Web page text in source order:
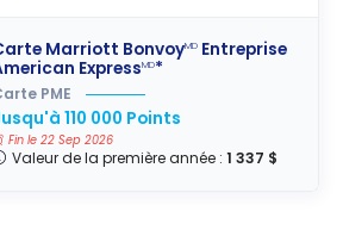
Marriott BonvoyMD Entreprise
ExpressMD*
PME
110 000 Points
Fin le 22 Sep 2026
Valeur de la première année : 1 337 $